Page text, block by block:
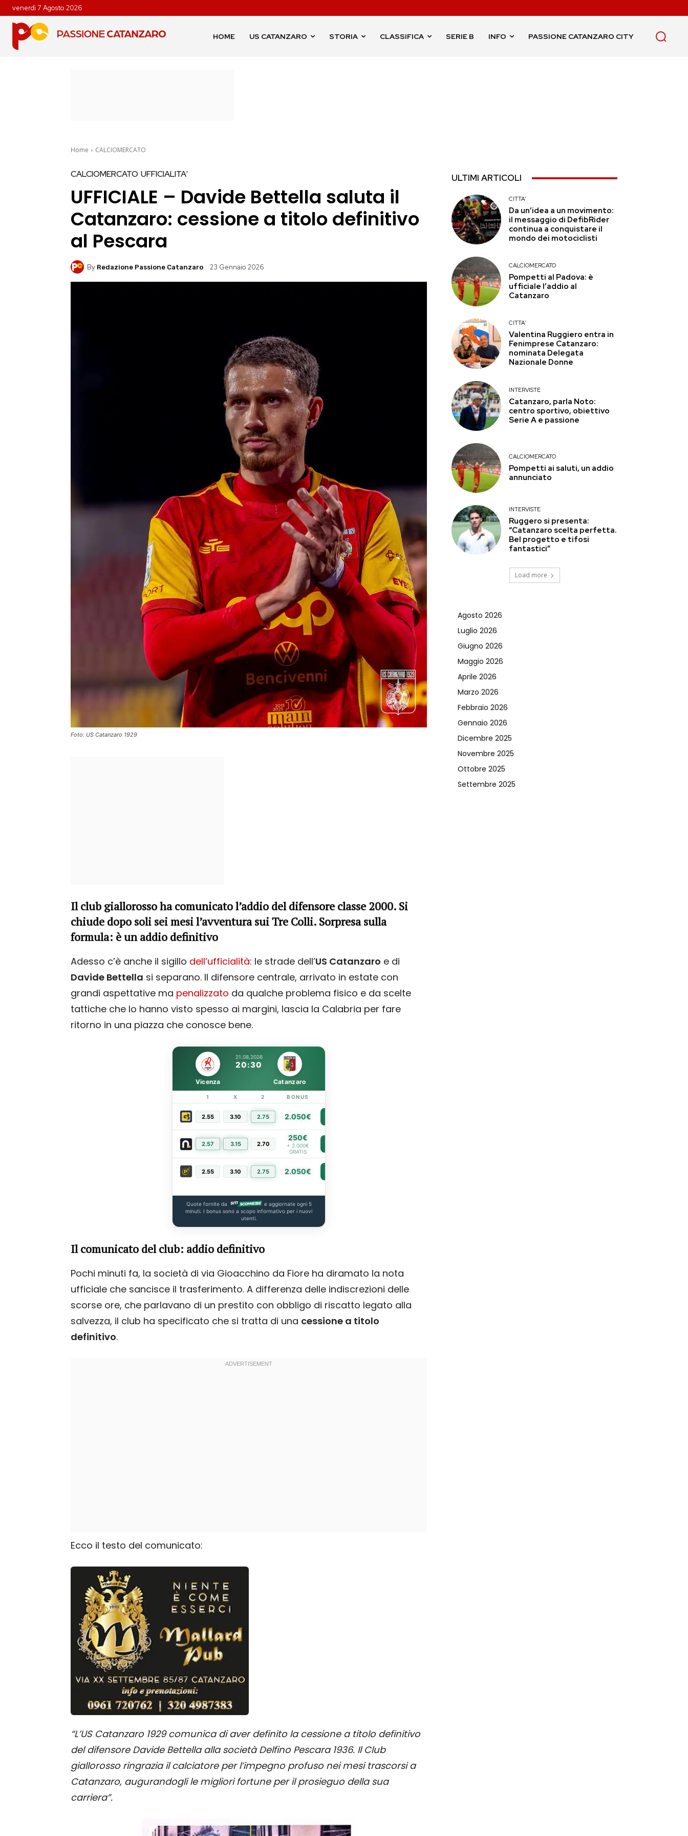
venerdì 7 Agosto 2026
HOME US CATANZARO STORIA CLASSIFICA SERIE B INFO PASSIONE CATANZARO CITY
Home CALCIOMERCATO
CALCIOMERCATO UFFICIALITA'
UFFICIALE – Davide Bettella saluta il
Catanzaro: cessione a titolo definitivo
al Pescara
By Redazione Passione Catanzaro 23 Gennaio 2026
Foto: US Catanzaro 1929
Il club giallorosso ha comunicato l’addio del difensore classe 2000. Si
chiude dopo soli sei mesi l’avventura sui Tre Colli. Sorpresa sulla
formula: è un addio definitivo
Adesso c’è anche il sigillo dell’ufficialità: le strade dell’US Catanzaro e di
Davide Bettella si separano. Il difensore centrale, arrivato in estate con
grandi aspettative ma penalizzato da qualche problema fisico e da scelte
tattiche che lo hanno visto spesso ai margini, lascia la Calabria per fare
ritorno in una piazza che conosce bene.
21.08.2026
20:30
Vicenza Catanzaro
1 X 2 BONUS
2.55 3.10 2.75 2.050€
2.57 3.15 2.70
250€
+ 2.000€
GRATIS
2.55 3.10 2.75 2.050€
Quote fornite da
e aggiornate ogni 5
minuti. I bonus sono a scopo informativo per i nuovi
utenti.
Il comunicato del club: addio definitivo
Pochi minuti fa, la società di via Gioacchino da Fiore ha diramato la nota
ufficiale che sancisce il trasferimento. A differenza delle indiscrezioni delle
scorse ore, che parlavano di un prestito con obbligo di riscatto legato alla
salvezza, il club ha specificato che si tratta di una cessione a titolo
definitivo.
Ecco il testo del comunicato:
“L’US Catanzaro 1929 comunica di aver definito la cessione a titolo definitivo
del difensore Davide Bettella alla società Delfino Pescara 1936. Il Club
giallorosso ringrazia il calciatore per l’impegno profuso nei mesi trascorsi a
Catanzaro, augurandogli le migliori fortune per il prosieguo della sua
carriera”.
ULTIMI ARTICOLI
CITTA'
Da un’idea a un movimento:
il messaggio di DefibRider
continua a conquistare il
mondo dei motociclisti
CALCIOMERCATO
Pompetti al Padova: è
ufficiale l’addio al
Catanzaro
CITTA'
Valentina Ruggiero entra in
Fenimprese Catanzaro:
nominata Delegata
Nazionale Donne
INTERVISTE
Catanzaro, parla Noto:
centro sportivo, obiettivo
Serie A e passione
CALCIOMERCATO
Pompetti ai saluti, un addio
annunciato
INTERVISTE
Ruggero si presenta:
“Catanzaro scelta perfetta.
Bel progetto e tifosi
fantastici”
Load more
Agosto 2026
Luglio 2026
Giugno 2026
Maggio 2026
Aprile 2026
Marzo 2026
Febbraio 2026
Gennaio 2026
Dicembre 2025
Novembre 2025
Ottobre 2025
Settembre 2025